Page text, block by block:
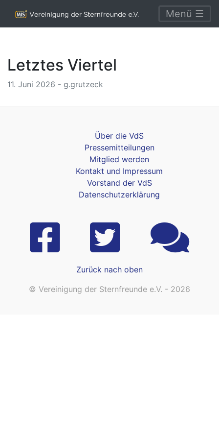
Menü ☰
Letztes Viertel
11. Juni 2026 - g.grutzeck
Über die VdS
Pressemitteilungen
Mitglied werden
Kontakt und Impressum
Vorstand der VdS
Datenschutzerklärung
Zurück nach oben
© Vereinigung der Sternfreunde e.V. - 2026